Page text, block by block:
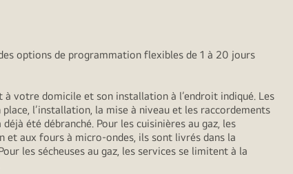
options de programmation flexibles de 1 à 20 jours
votre domicile et son installation à l’endroit indiqué. Les
l’installation, la mise à niveau et les raccordements
été débranché. Pour les cuisinières au gaz, les
et aux fours à micro-ondes, ils sont livrés dans la
les sécheuses au gaz, les services se limitent à la